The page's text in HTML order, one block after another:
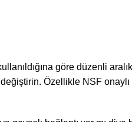
göre düzenli
Özellikle NSF onaylı